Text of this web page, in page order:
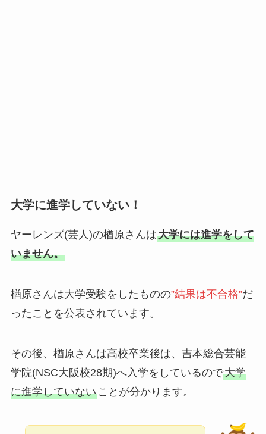
大学に進学していない！
ヤーレンズ(芸人)の楢原さんは大学には進学をして
いません。
楢原さんは大学受験をしたものの”結果は不合格”だ
ったことを公表されています。
その後、楢原さんは高校卒業後は、吉本総合芸能
学院(NSC大阪校28期)へ入学をしているので大学
に進学していないことが分かります。